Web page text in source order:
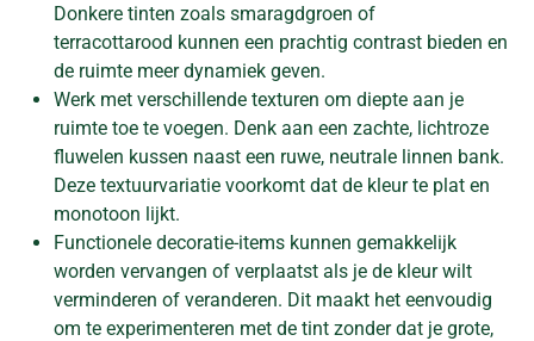
Donkere tinten zoals smaragdgroen of
terracottarood kunnen een prachtig contrast bieden en
de ruimte meer dynamiek geven.
Werk met verschillende texturen om diepte aan je
ruimte toe te voegen. Denk aan een zachte, lichtroze
fluwelen kussen naast een ruwe, neutrale linnen bank.
Deze textuurvariatie voorkomt dat de kleur te plat en
monotoon lijkt.
Functionele decoratie-items kunnen gemakkelijk
worden vervangen of verplaatst als je de kleur wilt
verminderen of veranderen. Dit maakt het eenvoudig
om te experimenteren met de tint zonder dat je grote,